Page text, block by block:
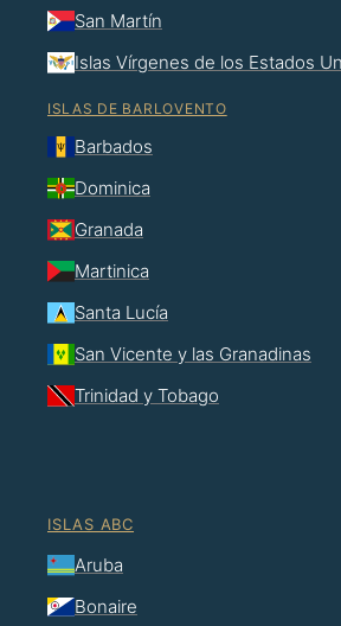
San Martín
Islas Vírgenes de los Estados
ISLAS DE BARLOVENTO
Barbados
Dominica
Granada
Martinica
Santa Lucía
San Vicente y las Granadinas
Trinidad y Tobago
ISLAS ABC
Aruba
Bonaire